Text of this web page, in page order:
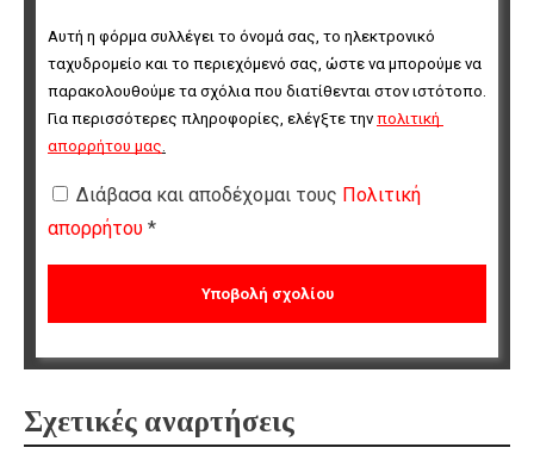
Αυτή η φόρμα συλλέγει το όνομά σας, το ηλεκτρονικό
ταχυδρομείο και το περιεχόμενό σας, ώστε να μπορούμε να
παρακολουθούμε τα σχόλια που διατίθενται στον ιστότοπο.
Για περισσότερες πληροφορίες, ελέγξτε την πολιτική
απορρήτου μας.
Διάβασα και αποδέχομαι τους Πολιτική
απορρήτου *
Σχετικές αναρτήσεις